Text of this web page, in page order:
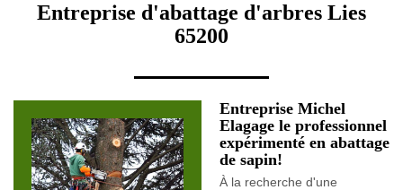
Entreprise d'abattage d'arbres Lies
65200
Entreprise Michel
Elagage le professionnel
expérimenté en abattage
de sapin!
À la recherche d'une